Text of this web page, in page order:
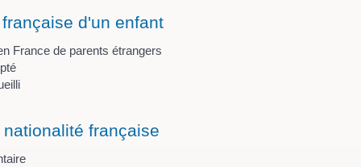
d'un enfant
France de parents étrangers
française